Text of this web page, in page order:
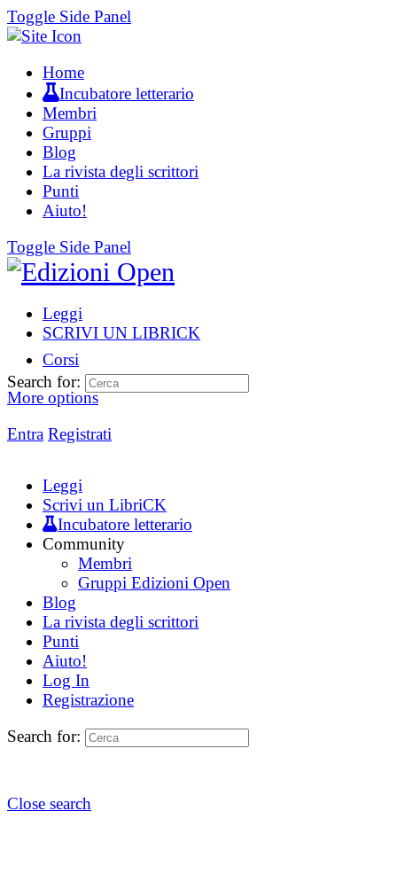
Toggle Side Panel
Home
Incubatore letterario
Membri
Gruppi
Blog
La rivista degli scrittori
Punti
Aiuto!
Toggle Side Panel
Leggi
SCRIVI UN LIBRICK
Corsi
More options
Entra Registrati
Search for:
Leggi
Scrivi un LibriCK
Incubatore letterario
Community
Membri
Gruppi Edizioni Open
Blog
La rivista degli scrittori
Punti
Aiuto!
Log In
Registrazione
Search for:
Close search